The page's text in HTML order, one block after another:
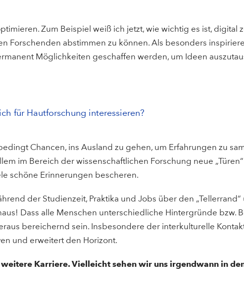
Zum Beispiel weiß ich jetzt, wie wichtig es ist, digital
Forschenden abstimmen zu können. Als besonders
Möglichkeiten geschaffen werden, um Ideen
für Hautforschung interessieren?
Chancen, ins Ausland zu gehen, um Erfahrungen zu
im Bereich der wissenschaftlichen Forschung neue
schöne Erinnerungen bescheren.
der Studienzeit, Praktika und Jobs über den „Tellerrand“
Dass alle Menschen unterschiedliche Hintergründe bzw.
bereichernd sein. Insbesondere der interkulturelle
und erweitert den Horizont.
Karriere. Vielleicht sehen wir uns irgendwann in